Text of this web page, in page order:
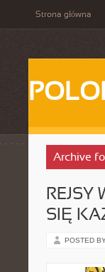
Strona główna
Archive
SIĘ
POSTED